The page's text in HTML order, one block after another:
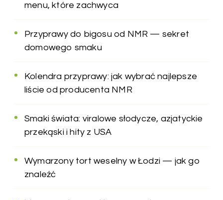
menu, które zachwyca
Przyprawy do bigosu od NMR — sekret
domowego smaku
Kolendra przyprawy: jak wybrać najlepsze
liście od producenta NMR
Smaki świata: viralowe słodycze, azjatyckie
przekąski i hity z USA
Wymarzony tort weselny w Łodzi — jak go
znaleźć